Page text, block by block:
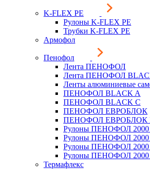
K-FLEX PE
Рулоны K-FLEX PE
Трубки K-FLEX PE
Армофол
Пенофол
Лента ПЕНОФОЛ
Лента ПЕНОФОЛ
Ленты алюминиевые
ПЕНОФОЛ BLACK A
ПЕНОФОЛ BLACK С
ПЕНОФОЛ ЕВРОБЛОК
ПЕНОФОЛ ЕВРОБЛОК
Рулоны ПЕНОФОЛ 2000
Рулоны ПЕНОФОЛ 2000
Рулоны ПЕНОФОЛ 2000
Рулоны ПЕНОФОЛ
Термафлекс